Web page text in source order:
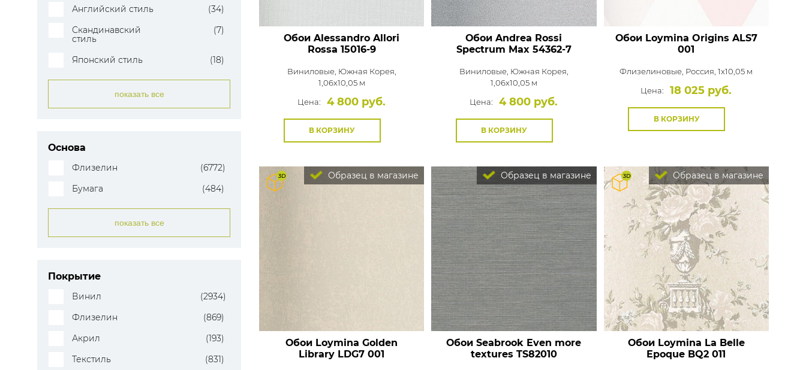
Английский стиль
(34)
Скандинавский
стиль
(7)
Японский стиль (18)
показать все
Основа
Флизелин
(6772)
Бумага
(484)
показать все
Покрытие
Винил
(2934)
Флизелин
(869)
Акрил
(193)
Текстиль
(831)
Обои Alessandro Allori
Rossa 15016-9
Виниловые, Южная Корея,
1,06x10,05 м
Цена:
4 800 руб.
В КОРЗИНУ
Обои Andrea Rossi
Spectrum Max 54362-7
Виниловые, Южная Корея,
1,06x10,05 м
Цена:
4 800 руб.
В КОРЗИНУ
Обои Loymina Origins ALS7
001
Флизелиновые, Россия, 1x10,05 м
Цена:
18 025 руб.
В КОРЗИНУ
Образец в магазине
Обои Loymina Golden
Library LDG7 001
Образец в магазине
Обои Seabrook Even more
textures TS82010
Образец в магазине
Обои Loymina La Belle
Epoque BQ2 011